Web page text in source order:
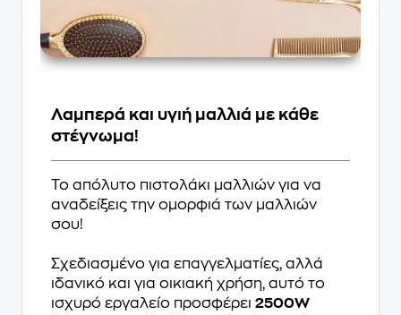
Λαμπερά και υγιή μαλλιά με κάθε
στέγνωμα!
Το απόλυτο πιστολάκι μαλλιών για να
αναδείξεις την ομορφιά των μαλλιών
σου!
Σχεδιασμένο για επαγγελματίες, αλλά
ιδανικό και για οικιακή χρήση, αυτό το
ισχυρό εργαλείο προσφέρει 2500W